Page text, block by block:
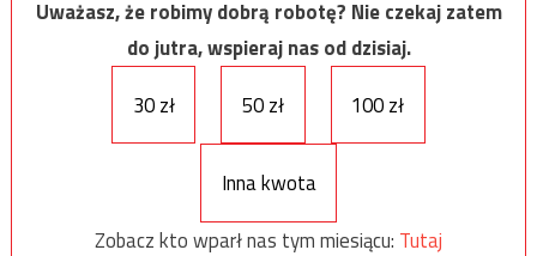
Uważasz, że robimy dobrą robotę? Nie czekaj zatem
do jutra, wspieraj nas od dzisiaj.
30 zł
50 zł 100 zł
Inna kwota
Zobacz kto wparł nas tym miesiącu: Tutaj